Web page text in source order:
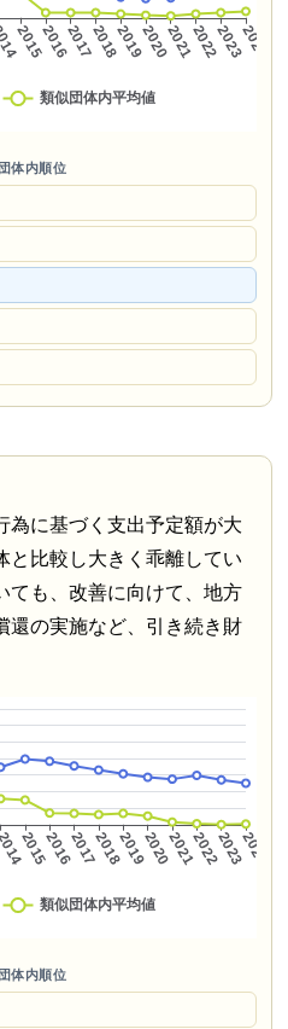
体内順位
為に基づく支出予定額が大
と比較し大きく乖離してい
ても、改善に向けて、地方
還の実施など、引き続き財
体内順位